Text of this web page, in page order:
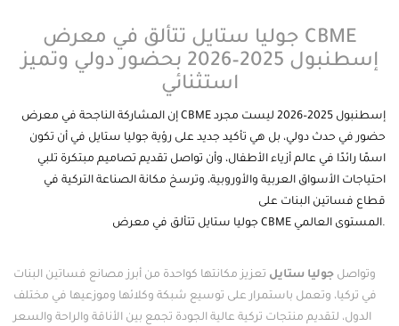
جوليا ستايل تتألق في معرض CBME
إسطنبول 2025–2026 بحضور دولي وتميز
استثنائي
إن المشاركة الناجحة في معرض CBME إسطنبول
2025–2026 ليست مجرد
حضور في حدث دولي، بل هي تأكيد جديد على رؤية جوليا ستايل في أن تكون
اسمًا رائدًا في عالم أزياء الأطفال، وأن تواصل تقديم تصاميم مبتكرة تلبي
احتياجات الأسواق العربية والأوروبية، وترسخ مكانة الصناعة التركية في
قطاع فساتين البنات على
جوليا ستايل تتألق في معرض CBME
المستوى العالمي.
وتواصل جوليا ستايل تعزيز مكانتها كواحدة من أبرز مصانع فساتين البنات
في تركيا، وتعمل باستمرار على توسيع شبكة وكلائها وموزعيها في مختلف
الدول، لتقديم منتجات تركية عالية الجودة تجمع بين الأناقة والراحة والسعر